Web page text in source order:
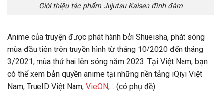
Giới thiệu tác phẩm Jujutsu Kaisen đình đám
Anime của truyện được phát hành bởi Shueisha, phát sóng
mùa đầu tiên trên truyền hình từ tháng 10/2020 đến tháng
3/2021; mùa thứ hai lên sóng năm 2023. Tại Việt Nam, bạn
có thể xem bản quyền anime tại những nền tảng iQiyi Việt
Nam, TrueID Việt Nam, VieON,… (có phụ đề).